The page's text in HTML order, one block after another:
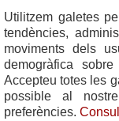
Utilitzem galetes
tendències,
moviments dels
demogràfica
Accepteu totes les
possible al
preferències.